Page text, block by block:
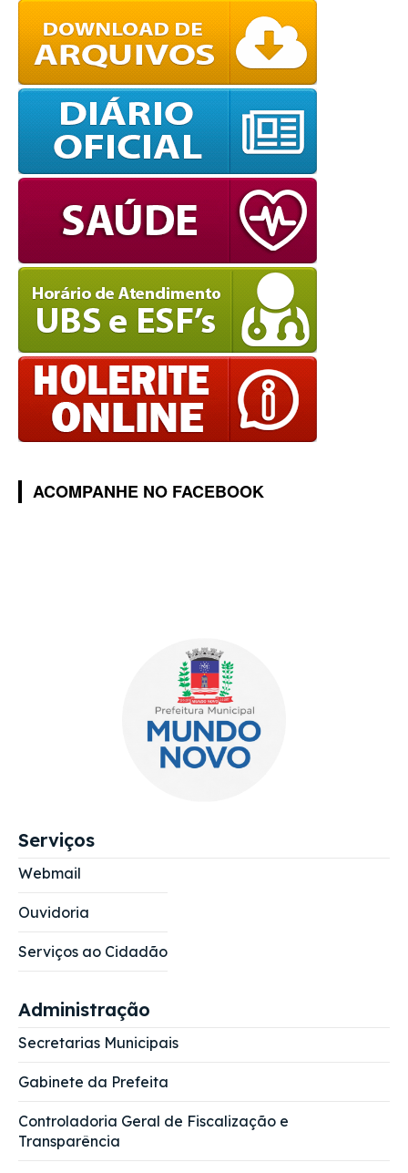
ACOMPANHE NO FACEBOOK
Serviços
Webmail
Ouvidoria
Serviços ao Cidadão
Administração
Secretarias Municipais
Gabinete da Prefeita
Controladoria Geral de Fiscalização e
Transparência